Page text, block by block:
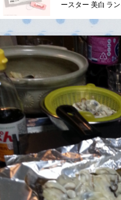
ースター 美白 ラ